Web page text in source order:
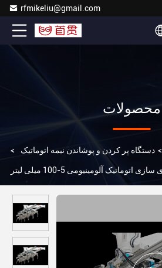
rfmikeliu@gmail.com
محصولات
> دستگاه پر کردن و پوشاندن نیمه اتوماتیک >
دستگاه بسته بندی و بطری سازی اتوماتیک آلومینیومی 5-100 میلی لیتر